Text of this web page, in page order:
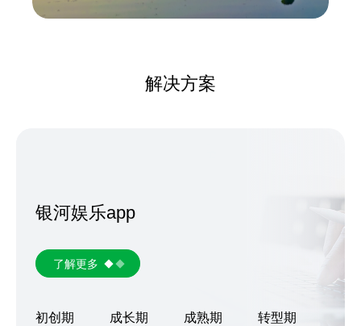
解决方案
银河娱乐app
了解更多
初创期 成长期 成熟期 转型期